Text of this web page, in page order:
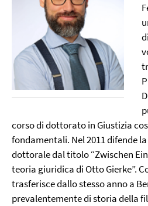
corso di dottorato in Giustizia
fondamentali. Nel 2011 difende
dottorale dal titolo “Zwischen
teoria giuridica di Otto Gierke”.
trasferisce dallo stesso anno a
prevalentemente di storia della